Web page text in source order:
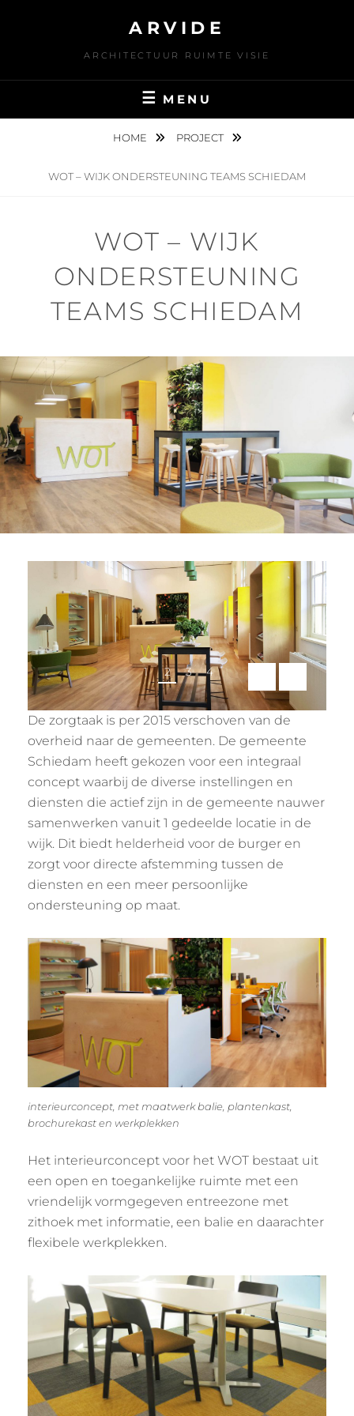
ARVIDE
ARCHITECTUUR RUIMTE VISIE
MENU
HOME PROJECT
WOT – WIJK ONDERSTEUNING TEAMS SCHIEDAM
WOT – WIJK
ONDERSTEUNING
TEAMS SCHIEDAM
1 2 3 4
De zorgtaak is per 2015 verschoven van de
overheid naar de gemeenten. De gemeente
Schiedam heeft gekozen voor een integraal
concept waarbij de diverse instellingen en
diensten die actief zijn in de gemeente nauwer
samenwerken vanuit 1 gedeelde locatie in de
wijk. Dit biedt helderheid voor de burger en
zorgt voor directe afstemming tussen de
diensten en een meer persoonlijke
ondersteuning op maat.
interieurconcept, met maatwerk balie, plantenkast,
brochurekast en werkplekken
Het interieurconcept voor het WOT bestaat uit
een open en toegankelijke ruimte met een
vriendelijk vormgegeven entreezone met
zithoek met informatie, een balie en daarachter
flexibele werkplekken.